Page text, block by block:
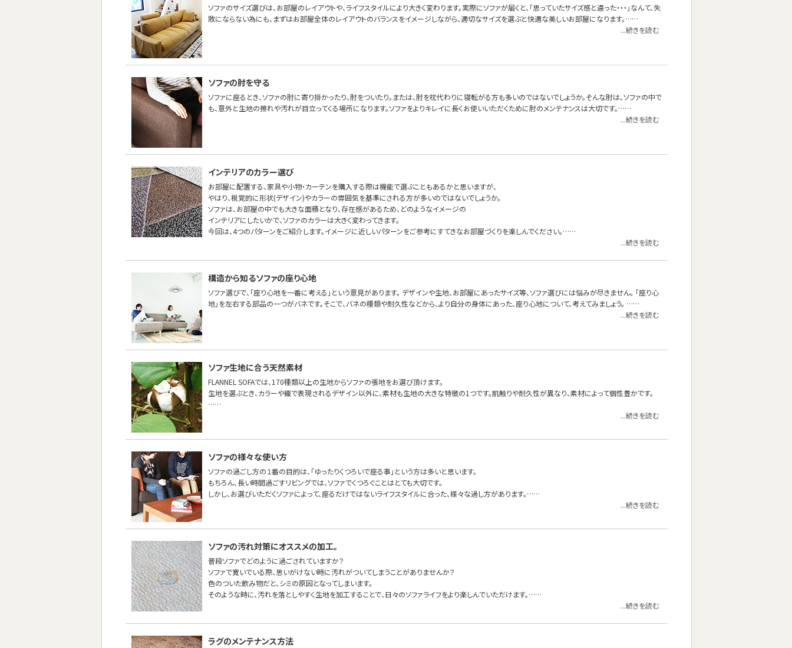
ソファのサイズ選びは、お部屋のレイアウトや、ライフスタイルにより大きく変わります。実際にソファが届くと、「思っていたサイズ感と違った・・・」なんて、失
敗にならない為にも、まずはお部屋全体のレイアウトのバランスをイメージしながら、適切なサイズを選ぶと快適な美しいお部屋になります。……
...続きを読む
ソファの肘を守る
ソファに座るとき、ソファの肘に寄り掛かったり、肘をついたり。または、肘を枕代わりに寝転がる方も多いのではないでしょうか。そんな肘は、ソファの中で
も、意外と生地の擦れや汚れが目立ってくる場所になります。ソファをよりキレイに長くお使いいただくために肘のメンテナンスは大切です。……
...続きを読む
インテリアのカラー選び
お部屋に配置する、家具や小物・カーテンを購入する際は機能で選ぶこともあるかと思いますが、
やはり、視覚的に形状(デザイン)やカラーの雰囲気を基準にされる方が多いのではないでしょうか。
ソファは、お部屋の中でも大きな面積となり、存在感があるため、どのようなイメージの
インテリアにしたいかで、ソファのカラーは大きく変わってきます。
今回は、4つのパターンをご紹介します。イメージに近しいパターンをご参考にすてきなお部屋づくりを楽しんでください。……
...続きを読む
構造から知るソファの座り心地
ソファ選びで、「座り心地を一番に考える」という意見があります。 デザインや生地、お部屋にあったサイズ等、ソファ選びには悩みが尽きません。 「座り心
地」を左右する部品の一つがバネです。そこで、バネの種類や耐久性などから、より自分の身体にあった、座り心地について、考えてみましょう。 ……
...続きを読む
ソファ生地に合う天然素材
FLANNEL SOFAでは、170種類以上の生地からソファの張地をお選び頂けます。
生地を選ぶとき、カラーや織で表現されるデザイン以外に、素材も生地の大きな特徴の1つです。肌触りや耐久性が異なり、素材によって個性豊かです。
……
...続きを読む
ソファの様々な使い方
ソファの過ごし方の１番の目的は、「ゆったりくつろいで座る事」という方は多いと思います。
もちろん、長い時間過ごすリビングでは、ソファでくつろぐことはとても大切です。
しかし、お選びいただくソファによって、座るだけではないライフスタイルに合った、様々な過し方があります。……
...続きを読む
ソファの汚れ対策にオススメの加工。
普段ソファでどのように過ごされていますか？
ソファで寛いでいる際、思いがけない時に汚れがついてしまうことがありませんか？
色のついた飲み物だと、シミの原因となってしまいます。
そのような時に、汚れを落としやすく生地を加工することで、日々のソファライフをより楽しんでいただけます。……
...続きを読む
ラグのメンテナンス方法